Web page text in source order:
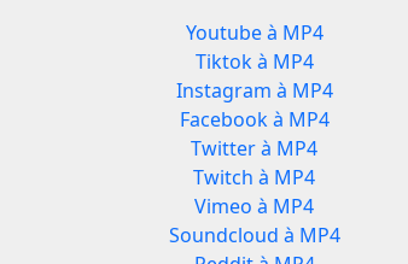
Youtube à MP4
Tiktok à MP4
Instagram à MP4
Facebook à MP4
Twitter à MP4
Twitch à MP4
Vimeo à MP4
Soundcloud à MP4